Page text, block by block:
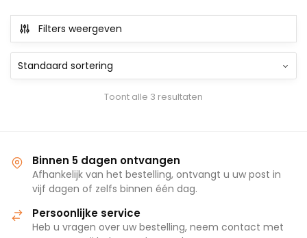
Filters weergeven
Toont alle 3 resultaten
Binnen 5 dagen ontvangen
Afhankelijk van het bestelling, ontvangt u uw post in
vijf dagen of zelfs binnen één dag.
Persoonlijke service
Heb u vragen over uw bestelling, neem contact met